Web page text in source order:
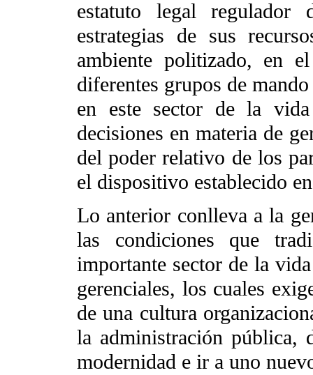
estatuto legal regulador
estrategias de sus
ambiente politizado, en
diferentes grupos de
en este sector de la
decisiones en materia de
del poder relativo de los
el dispositivo establecido
Lo anterior conlleva a la
las condiciones que
importante sector de la
gerenciales, los cuales
de una cultura
la administración pública,
modernidad e ir a uno